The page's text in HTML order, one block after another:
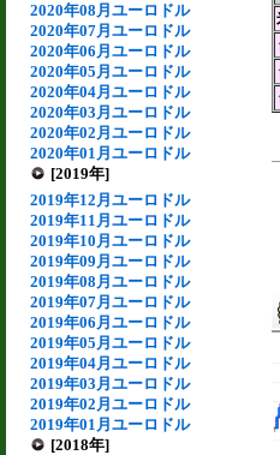
2020年08月ユーロドル
2020年07月ユーロドル
2020年06月ユーロドル
2020年05月ユーロドル
2020年04月ユーロドル
2020年03月ユーロドル
2020年02月ユーロドル
2020年01月ユーロドル
[2019年]
2019年12月ユーロドル
2019年11月ユーロドル
2019年10月ユーロドル
2019年09月ユーロドル
2019年08月ユーロドル
2019年07月ユーロドル
2019年06月ユーロドル
2019年05月ユーロドル
2019年04月ユーロドル
2019年03月ユーロドル
2019年02月ユーロドル
2019年01月ユーロドル
[2018年]